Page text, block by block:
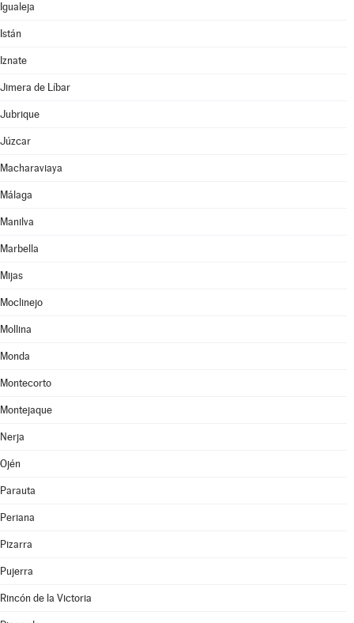
Igualeja
Istán
Iznate
Jimera de Líbar
Jubrique
Júzcar
Macharaviaya
Málaga
Manilva
Marbella
Mijas
Moclinejo
Mollina
Monda
Montecorto
Montejaque
Nerja
Ojén
Parauta
Periana
Pizarra
Pujerra
Rincón de la Victoria